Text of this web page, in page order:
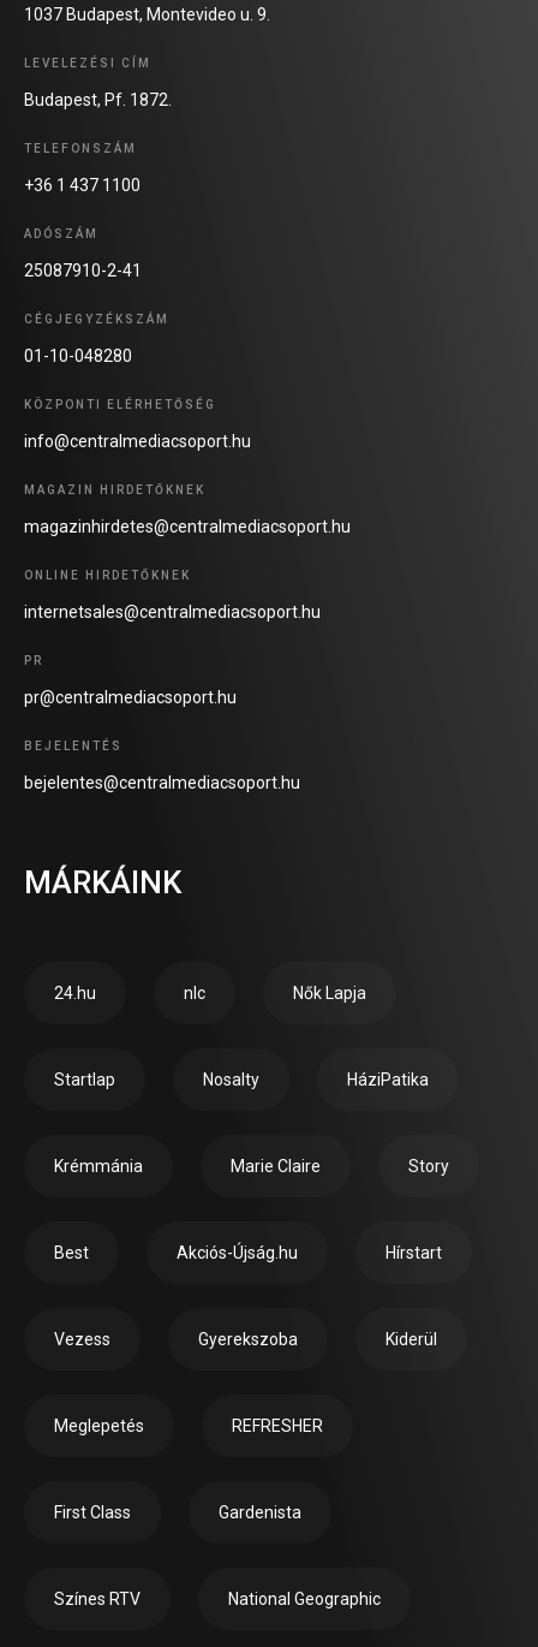
1037 Budapest, Montevideo u. 9.
LEVELEZÉSI CÍM
Budapest, Pf. 1872.
TELEFONSZÁM
+36 1 437 1100
ADÓSZÁM
25087910-2-41
CÉGJEGYZÉKSZÁM
01-10-048280
KÖZPONTI ELÉRHETŐSÉG
info@centralmediacsoport.hu
MAGAZIN HIRDETŐKNEK
magazinhirdetes@centralmediacsoport.hu
ONLINE HIRDETŐKNEK
internetsales@centralmediacsoport.hu
PR
pr@centralmediacsoport.hu
BEJELENTÉS
bejelentes@centralmediacsoport.hu
MÁRKÁINK
24.hu nlc Nők Lapja
Startlap Nosalty HáziPatika
Krémmánia Marie Claire Story
Best Akciós-Újság.hu Hírstart
Vezess Gyerekszoba Kiderül
Meglepetés REFRESHER
First Class Gardenista
Színes RTV National Geographic